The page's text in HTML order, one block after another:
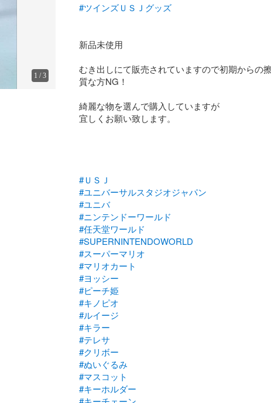
1 /3
#ツインズＵＳＪグッズ
新品未使用
むき出しにて販売されていますので初期からの
質な方NG！
綺麗な物を選んで購入していますが
宜しくお願い致します。
#ＵＳＪ
#ユニバーサルスタジオジャパン
#ユニバ
#ニンテンドーワールド
#任天堂ワールド
#SUPERNINTENDOWORLD
#スーパーマリオ
#マリオカート
#ヨッシー
#ピーチ姫
#キノピオ
#ルイージ
#キラー
#テレサ
#クリボー
#ぬいぐるみ
#マスコット
#キーホルダー